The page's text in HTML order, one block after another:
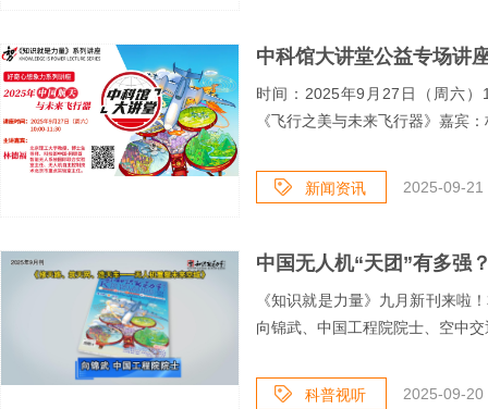
中科馆大讲堂公益专场讲
时间：2025年9月27日（周六
《飞行之美与未来飞行器》嘉宾
新闻资讯 2025-09-21
《知识就是力量》九月新刊来啦
向锦武、中国工程院院士、空中
科普视听 2025-09-20